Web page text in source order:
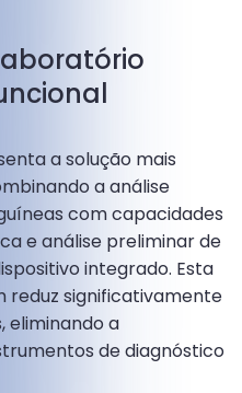
a solução mais
a análise
com capacidades
e análise preliminar de
integrado. Esta
significativamente
eliminando a
de diagnóstico